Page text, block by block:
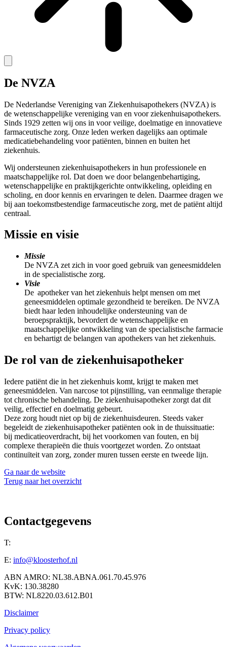
De NVZA
De Nederlandse Vereniging van Ziekenhuisapothekers (NVZA) is
de wetenschappelijke vereniging van en voor ziekenhuisapothekers.
Sinds 1929 zetten wij ons in voor veilige, doelmatige en innovatieve
farmaceutische zorg. Onze leden werken dagelijks aan optimale
medicatiebehandeling voor patiënten, binnen en buiten het
ziekenhuis.
Wij ondersteunen ziekenhuisapothekers in hun professionele en
maatschappelijke rol. Dat doen we door belangenbehartiging,
wetenschappelijke en praktijkgerichte ontwikkeling, opleiding en
scholing, en door kennis en ervaringen te delen. Daarmee dragen we
bij aan toekomstbestendige farmaceutische zorg, met de patiënt altijd
centraal.
Missie en visie
Missie
De NVZA zet zich in voor goed gebruik van geneesmiddelen
in de specialistische zorg.
Visie
De apotheker van het ziekenhuis helpt mensen om met
geneesmiddelen optimale gezondheid te bereiken. De NVZA
biedt haar leden inhoudelijke ondersteuning van de
beroepspraktijk, bevordert de wetenschappelijke en
maatschappelijke ontwikkeling van de specialistische farmacie
en behartigt de belangen van apothekers van het ziekenhuis.
De rol van de ziekenhuisapotheker
Iedere patiënt die in het ziekenhuis komt, krijgt te maken met
geneesmiddelen. Van narcose tot pijnstilling, van eenmalige therapie
tot chronische behandeling. De ziekenhuisapotheker zorgt dat dit
veilig, effectief en doelmatig gebeurt.
Deze zorg houdt niet op bij de ziekenhuisdeuren. Steeds vaker
begeleidt de ziekenhuisapotheker patiënten ook in de thuissituatie:
bij medicatieoverdracht, bij het voorkomen van fouten, en bij
complexe therapieën die thuis voortgezet worden. Zo ontstaat
continuïteit van zorg, zonder muren tussen eerste en tweede lijn.
Ga naar de website
Terug naar het overzicht
Contactgegevens
T:
E: info@kloosterhof.nl
ABN AMRO: NL38.ABNA.061.70.45.976
KvK: 130.38280
BTW: NL8220.03.612.B01
Disclaimer
Privacy policy